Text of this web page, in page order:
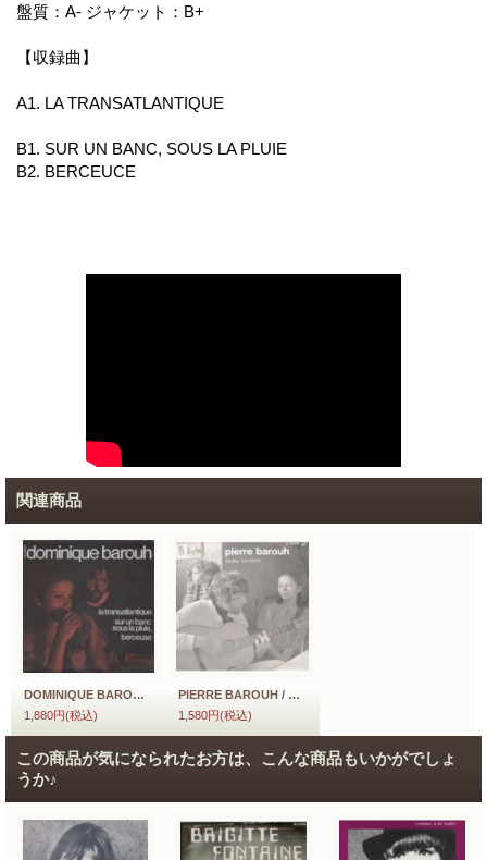
盤質：A- ジャケット：B+
【収録曲】
A1. LA TRANSATLANTIQUE
B1. SUR UN BANC, SOUS LA PLUIE
B2. BERCEUCE
関連商品
DOMINIQUE BAROUH / LA TRANSATLANTIQUE 【7inch】 フランス盤 SARAVAH ORG.
1,880円(税込)
PIERRE BAROUH / CA VA CA VIENT 【7inch】 FRANCE盤 SARAVAH
1,580円(税込)
この商品が気になられたお方は、こんな商品もいかがでしょ
うか♪